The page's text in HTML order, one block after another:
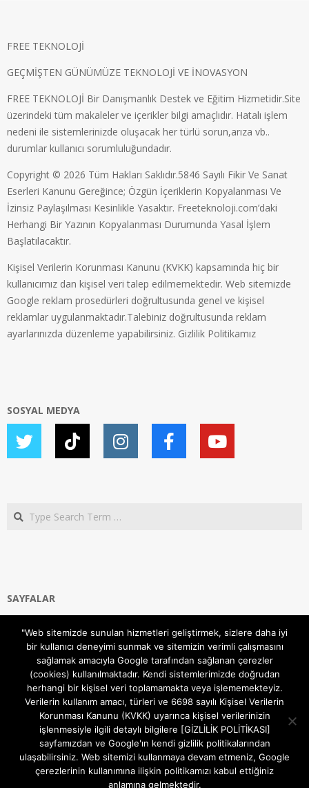
FREE TEKNOLOJİ
GEÇMİŞTEN GÜNÜMÜZE TEKNOLOJİ VE İNOVASYON
FREE TEKNOLOJİ Bir Danışmanlık Destek ve Eğitim Hizmetidir.Site
üzerindeki tüm makaleler ve içerikler bilgi amaçlıdır. Hatalı işlem
nedeni ile sistemlerinizde oluşacak her türlü sorun,arıza vb..
durumlar kullanıcı sorumluluğundadır.
Copyright © 2026 Tüm Hakları Saklıdır.5846 Sayılı Fikir Ve Sanat
Eserleri Kanunu Gereğince; Özgün İçeriklerin Kopyalanması Ve
İzinsiz Paylaşılması Kesinlikle Yasaktır. Freeteknoloji.com’daki
Herhangi Bir Yazının Kopyalanması Durumunda Yasal İşlem
Başlatılacaktır.
Kişisel Verilerin Korunması Kanunu (KVKK) kapsamında hiç bir
kullanıcımız dan kişisel veri talep edilmemektedir. Web sitemizde
Google reklam prosedürleri doğrultusunda genel ve kişisel
reklamlar uygulanmaktadır.Talebiniz doğrultusunda reklam
ayarlarınızda düzenleme yapabilirsiniz. Gizlilik Politikamız
SOSYAL MEDYA
Search
SAYFALAR
Gizlilik ve Çerezler (Cookies) Politikası
Hakkımızda
İletişim Kanalları
MODEM KURULUM
TEKNİK DESTEK
TELEVİZYON SİSTEMLERİ
"Web sitemizde sunulan hizmetleri geliştirmek, sizlere daha iyi
bir kullanıcı deneyimi sunmak ve sitemizin verimli çalışmasını
sağlamak amacıyla Google tarafından sağlanan çerezler
(cookies) kullanılmaktadır. Kendi sistemlerimizde doğrudan
herhangi bir kişisel veri toplamamakta veya işlememekteyiz.
Verilerin kullanım amacı, türleri ve 6698 sayılı Kişisel Verilerin
Korunması Kanunu (KVKK) uyarınca kişisel verilerinizin
işlenmesiyle ilgili detaylı bilgilere [GİZLİLİK POLİTİKASI]
sayfamızdan ve Google'ın kendi gizlilik politikalarından
ulaşabilirsiniz. Web sitemizi kullanmaya devam etmeniz, Google
çerezlerinin kullanımına ilişkin politikamızı kabul ettiğiniz
anlamına gelmektedir.